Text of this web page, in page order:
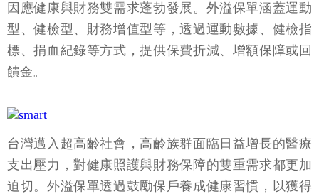
因應健康與財務雙需求蓬勃發展。外溢保單涵蓋運動
型、健檢型、財務增值型等，透過運動數據、健檢指
標、捐血紀錄等方式，提供保費折減、增額保障或回
饋金。
台灣邁入超高齡社會，高齡族群面臨日益增長的醫療
支出壓力，對健康照護與財務保障的雙重需求都更加
迫切。外溢保單透過鼓勵保戶養成健康習慣，以獲得